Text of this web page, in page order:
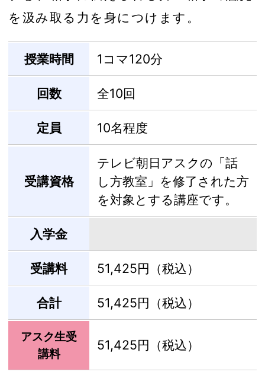
を汲み取る力を身につけます。
授業時間 1コマ120分
回数 全10回
定員 10名程度
受講資格
テレビ朝日アスクの「話
し方教室」を修了された方
を対象とする講座です。
入学金
受講料 51,425円（税込）
合計 51,425円（税込）
アスク生受
講料
51,425円（税込）